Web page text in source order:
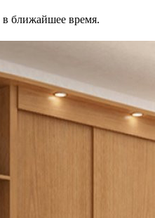
ближайшее время.